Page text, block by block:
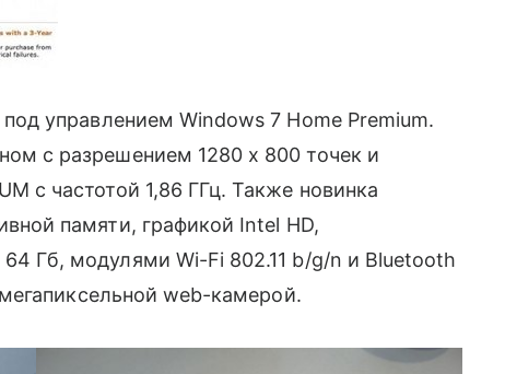
под управлением Windows 7 Home Premium.
с разрешением 1280 x 800 точек и
с частотой 1,86 ГГц. Также новинка
памяти, графикой Intel HD,
Гб, модулями Wi-Fi 802.11 b/g/n и Bluetooth
web-камерой.